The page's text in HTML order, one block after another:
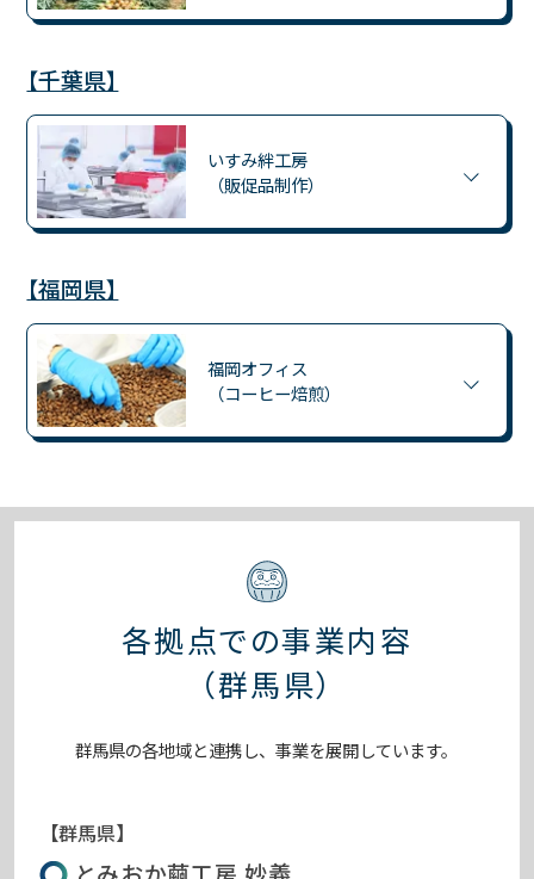
【千葉県】
いすみ絆工房
（販促品制作）
【福岡県】
福岡オフィス
（コーヒー焙煎）
各拠点での事業内容
（群馬県）
群馬県の各地域と連携し、事業を展開しています。
【群馬県】